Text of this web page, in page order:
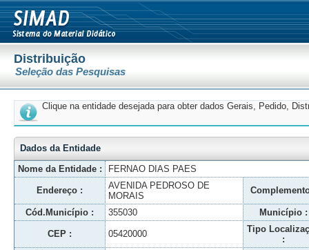
Distribuição
Seleção das Pesquisas
Clique na entidade desejada para obter dados Gerais, Pedido,
Dados da Entidade
Nome da Entidade :
FERNAO DIAS PAES
Endereço :
AVENIDA PEDROSO DE
MORAIS
Cód.Município : 355030 Município :
CEP : 05420000
Tipo
: